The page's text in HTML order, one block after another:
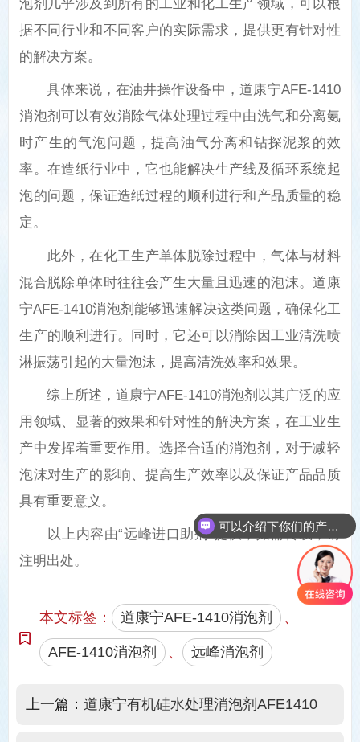
泡剂几乎涉及到所有的工业和化工生产领域，可以根
据不同行业和不同客户的实际需求，提供更有针对性
的解决方案。
具体来说，在油井操作设备中，道康宁AFE-1410
消泡剂可以有效消除气体处理过程中由洗气和分离氨
时产生的气泡问题，提高油气分离和钻探泥浆的效
率。在造纸行业中，它也能解决生产线及循环系统起
泡的问题，保证造纸过程的顺利进行和产品质量的稳
定。
此外，在化工生产单体脱除过程中，气体与材料
混合脱除单体时往往会产生大量且迅速的泡沫。道康
宁AFE-1410消泡剂能够迅速解决这类问题，确保化工
生产的顺利进行。同时，它还可以消除因工业清洗喷
淋振荡引起的大量泡沫，提高清洗效率和效果。
综上所述，道康宁AFE-1410消泡剂以其广泛的应
用领域、显著的效果和针对性的解决方案，在工业生
产中发挥着重要作用。选择合适的消泡剂，对于减轻
泡沫对生产的影响、提高生产效率以及保证产品品质
具有重要意义。
以上内容由“远峰进口助剂”提供，如需转载，请
注明出处。
本文标签： 道康宁AFE-1410消泡剂 、
AFE-1410消泡剂 、 远峰消泡剂
上一篇：道康宁有机硅水处理消泡剂AFE1410
可以介绍下你们的产品么